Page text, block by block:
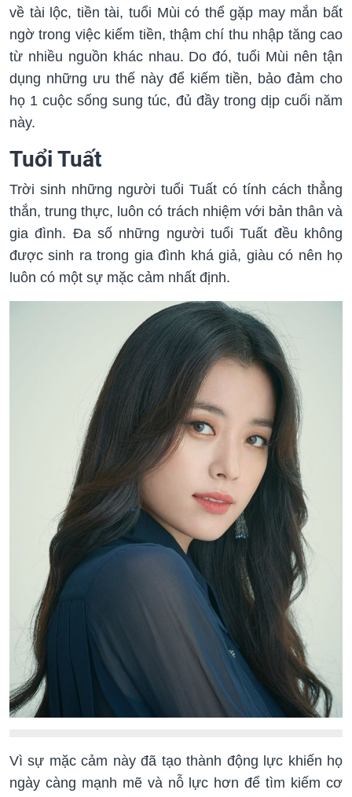
về tài lộc, tiền tài, tuổi Mùi có thể gặp may mắn bất
ngờ trong việc kiếm tiền, thậm chí thu nhập tăng cao
từ nhiều nguồn khác nhau. Do đó, tuổi Mùi nên tận
dụng những ưu thế này để kiếm tiền, bảo đảm cho
họ 1 cuộc sống sung túc, đủ đầy trong dịp cuối năm
này.
Tuổi Tuất
Trời sinh những người tuổi Tuất có tính cách thẳng
thắn, trung thực, luôn có trách nhiệm với bản thân và
gia đình. Đa số những người tuổi Tuất đều không
được sinh ra trong gia đình khá giả, giàu có nên họ
luôn có một sự mặc cảm nhất định.
Vì sự mặc cảm này đã tạo thành động lực khiến họ
ngày càng mạnh mẽ và nỗ lực hơn để tìm kiếm cơ